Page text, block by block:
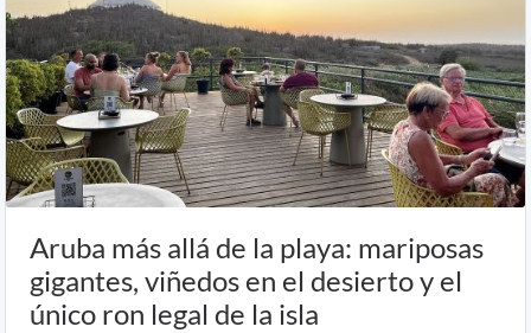
Aruba más allá de la playa: mariposas
gigantes, viñedos en el desierto y el
único ron legal de la isla